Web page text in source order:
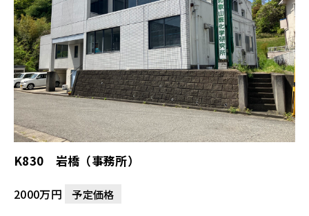
K830 岩橋（事務所）
2000万円 予定価格